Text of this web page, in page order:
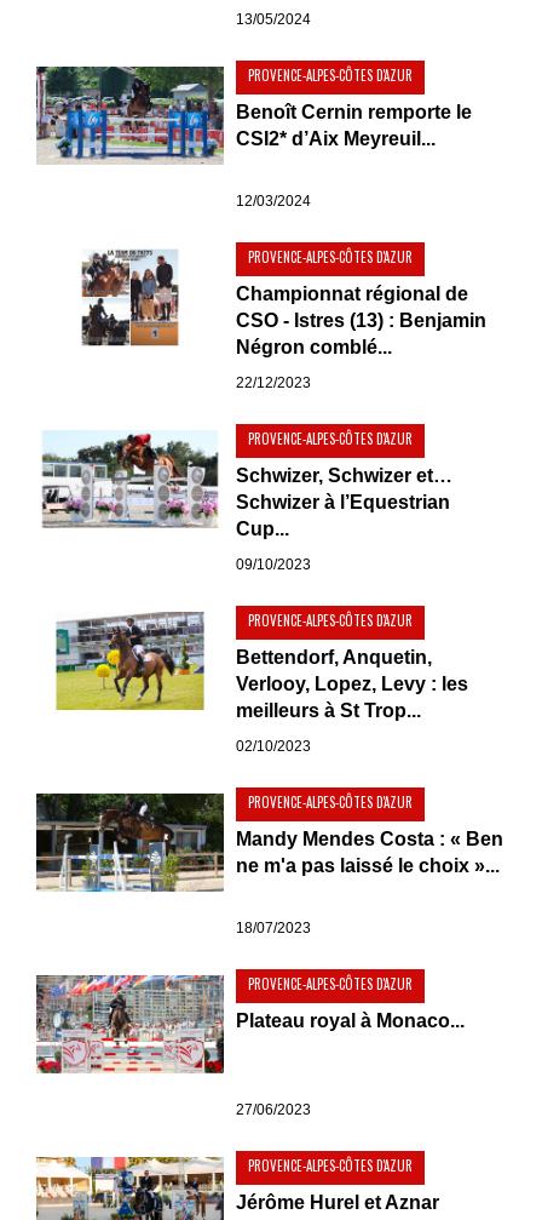
13/05/2024
PROVENCE-ALPES-CÔTES D'AZUR
Benoît Cernin remporte le
CSI2* d’Aix Meyreuil...
12/03/2024
PROVENCE-ALPES-CÔTES D'AZUR
Championnat régional de
CSO - Istres (13) : Benjamin
Négron comblé...
22/12/2023
PROVENCE-ALPES-CÔTES D'AZUR
Schwizer, Schwizer et…
Schwizer à l’Equestrian
Cup...
09/10/2023
PROVENCE-ALPES-CÔTES D'AZUR
Bettendorf, Anquetin,
Verlooy, Lopez, Levy : les
meilleurs à St Trop...
02/10/2023
PROVENCE-ALPES-CÔTES D'AZUR
Mandy Mendes Costa : « Ben
ne m'a pas laissé le choix »...
18/07/2023
PROVENCE-ALPES-CÔTES D'AZUR
Plateau royal à Monaco...
27/06/2023
PROVENCE-ALPES-CÔTES D'AZUR
Jérôme Hurel et Aznar